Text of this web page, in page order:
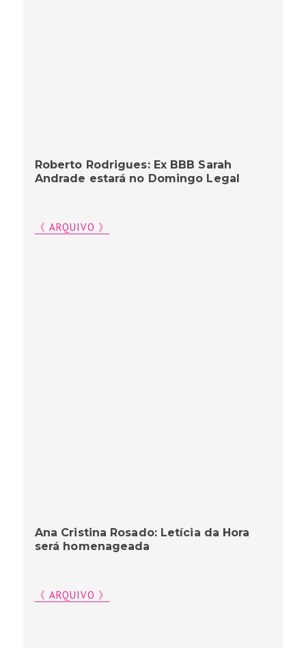
Roberto Rodrigues: Ex BBB Sarah
Andrade estará no Domingo Legal
《 ARQUIVO 》
Ana Cristina Rosado: Letícia da Hora
será homenageada
《 ARQUIVO 》